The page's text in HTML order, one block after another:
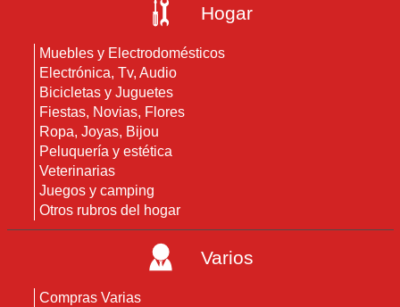
Hogar
Muebles y Electrodomésticos
Electrónica, Tv, Audio
Bicicletas y Juguetes
Fiestas, Novias, Flores
Ropa, Joyas, Bijou
Peluquería y estética
Veterinarias
Juegos y camping
Otros rubros del hogar
Varios
Compras Varias